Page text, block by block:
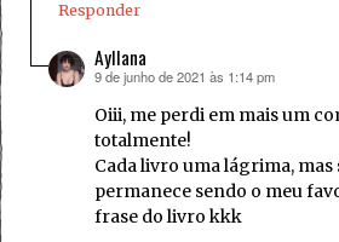
Responder
Ayllana
disse:
9 de junho de 2021 às 1:14 pm
Oiii, me perdi em mais um
totalmente!
Cada livro uma lágrima,
permanece sendo o meu
frase do livro kkk